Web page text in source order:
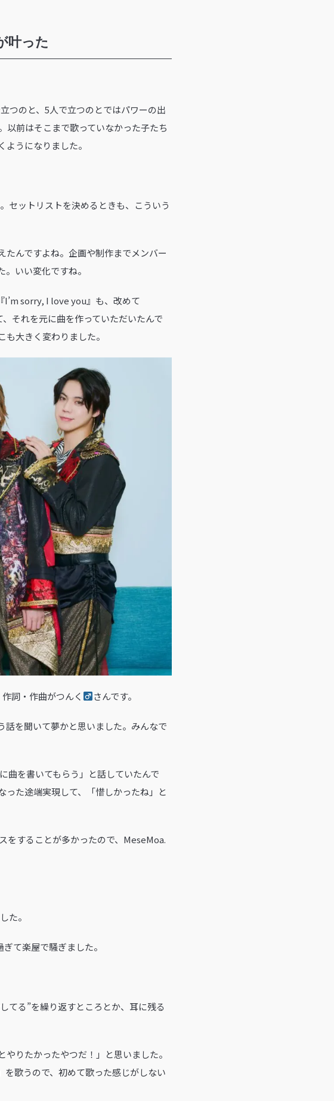
叶った
つのと、5人で立つのとではパワーの出
以前はそこまで歌っていなかった子たち
うになりました。
セットリストを決めるときも、こういう
んですよね。企画や制作までメンバー
いい変化ですね。
sorry, I love you』も、改めて
それを元に曲を作っていただいたんで
大きく変わりました。
詞・作曲がつんく さんです。
話を聞いて夢かと思いました。みんなで
曲を書いてもらう」と話していたんで
った途端実現して、「惜しかったね」と
をすることが多かったので、MeseMoa.
た。
て楽屋で騒ぎました。
る”を繰り返すところとか、耳に残る
りたかったやつだ！」と思いました。
歌うので、初めて歌った感じがしない